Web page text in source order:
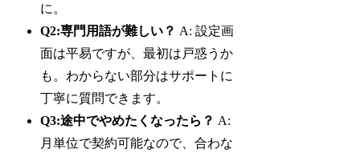
に。
Q2:専門用語が難しい？ A: 設定画
面は平易ですが、最初は戸惑うか
も。わからない部分はサポートに
丁寧に質問できます。
Q3:途中でやめたくなったら？ A:
月単位で契約可能なので、合わな